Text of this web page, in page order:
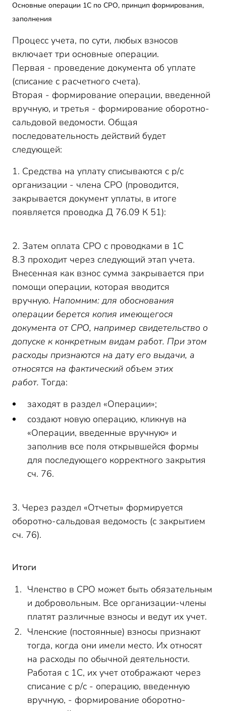
Основные операции 1С по СРО, принцип формирования,
заполнения
Процесс учета, по сути, любых взносов
включает три основные операции.
Первая - проведение документа об уплате
(списание с расчетного счета).
Вторая - формирование операции, введенной
вручную, и третья - формирование оборотно-
сальдовой ведомости. Общая
последовательность действий будет
следующей:
1. Средства на уплату списываются с р/с
организации - члена СРО (проводится,
закрывается документ уплаты, в итоге
появляется проводка Д 76.09 К 51):
2. Затем оплата СРО с проводками в 1С
8.3 проходит через следующий этап учета.
Внесенная как взнос сумма закрывается при
помощи операции, которая вводится
вручную. Напомним: для обоснования
операции берется копия имеющегося
документа от СРО, например свидетельство о
допуске к конкретным видам работ. При этом
расходы признаются на дату его выдачи, а
относятся на фактический объем этих
работ. Тогда:
заходят в раздел «Операции»;
создают новую операцию, кликнув на
«Операции, введенные вручную» и
заполнив все поля открывшейся формы
для последующего корректного закрытия
сч. 76.
3. Через раздел «Отчеты» формируется
оборотно-сальдовая ведомость (с закрытием
сч. 76).
Итоги
Членство в СРО может быть обязательным
и добровольным. Все организации-члены
платят различные взносы и ведут их учет.
Членские (постоянные) взносы признают
тогда, когда они имели место. Их относят
на расходы по обычной деятельности.
Работая с 1С, их учет отображают через
списание с р/с - операцию, введенную
вручную, - формирование оборотно-